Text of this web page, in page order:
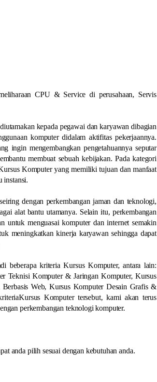
CPU & Service di perusahaan, Servis
kepada pegawai dan karyawan dibagian
komputer didalam aktifitas pekerjaannya.
ingin mengembangkan pengetahuannya seputar
membuat sebuah kebijakan. Pada kategori
Komputer yang memiliki tujuan dan manfaat
instansi.
dengan perkembangan jaman dan teknologi,
alat bantu utamanya. Selain itu, perkembangan
untuk menguasai komputer dan internet semakin
meningkatkan kinerja karyawan sehingga dapat
beberapa kriteria Kursus Komputer, antara lain:
Teknisi Komputer & Jaringan Komputer, Kursus
Web, Kursus Komputer Desain Grafis &
Komputer tersebut, kami akan terus
perkembangan teknologi komputer.
anda pilih sesuai dengan kebutuhan anda.